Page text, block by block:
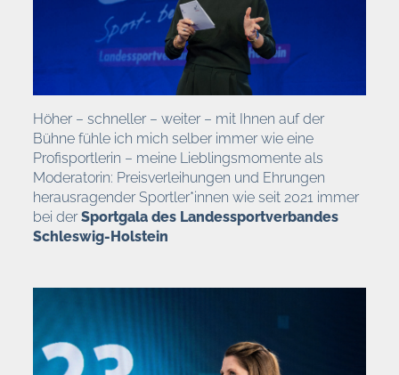
Höher – schneller – weiter – mit Ihnen auf der
Bühne fühle ich mich selber immer wie eine
Profisportlerin – meine Lieblingsmomente als
Moderatorin: Preisverleihungen und Ehrungen
herausragender Sportler*innen wie seit 2021 immer
bei derSportgala des Landessportverbandes
Schleswig-Holstein